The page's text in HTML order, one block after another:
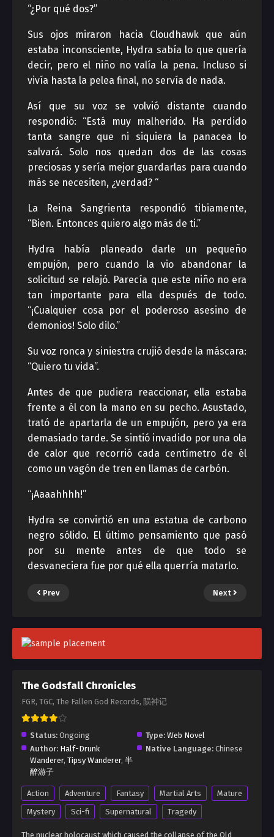
“¿Por qué dos?”
Sus ojos miraron hacia Cloudhawk que aún
estaba inconsciente, Hydra sabía lo que quería
decir, pero el niño no valía la pena. Incluso si
vivía hasta la pelea final, no servía de nada.
Así que su voz se volvió distante cuando
respondió: “Está muy malherido. Ha perdido
tanta sangre que ni siquiera la panacea lo
salvará. Solo nos quedan dos de las cosas
preciosas y sería mejor guardarlas para cuando
más se necesiten, ¿verdad? “
La Reina Sangrienta respondió tibiamente,
“Bien. Entonces quiero algo más de ti.”
Hydra había planeado darle un pequeño
empujón, pero cuando la vio abandonar la
solicitud se relajó. Parecía que este niño no era
tan importante para ella después de todo.
“¡Cualquier cosa por el poderoso asesino de
demonios! Solo dilo.”
Su voz ronca y siniestra crujió desde la máscara:
“Quiero tu vida”.
Antes de que pudiera reaccionar, ella estaba
frente a él con la mano en su pecho. Asustado,
trató de apartarla de un empujón, pero ya era
demasiado tarde. Se sintió invadido por una ola
de calor que recorrió cada centímetro de él
como un vagón de tren en llamas de carbón.
“¡Aaaahhhh!”
Hydra se convirtió en una estatua de carbono
negro sólido. El último pensamiento que pasó
por su mente antes de que todo se
desvaneciera fue por qué ella querría matarlo.
Prev Next
The Godsfall Chronicles
FGR, TGC, The Fallen God Records, 陨神记
Status: Ongoing Type: Web Novel
Author: Half-Drunk
Wanderer, Tipsy Wanderer, 半
醉游子
Native Language: Chinese
Action Adventure Fantasy Martial Arts
Mature
Mystery
Sci-fi Supernatural Tragedy
The nuclear holocaust which caused the collapse of the Old